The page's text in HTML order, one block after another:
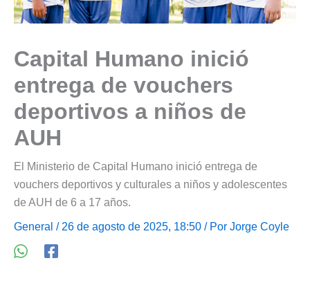
Capital Humano inició
entrega de vouchers
deportivos a niños de
AUH
El Ministerio de Capital Humano inició entrega de
vouchers deportivos y culturales a niños y adolescentes
de AUH de 6 a 17 años.
General / 26 de agosto de 2025, 18:50 / Por Jorge Coyle